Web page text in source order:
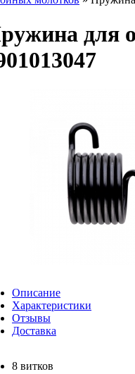
для
Описание
Характеристики
Отзывы
Доставка
8 витков